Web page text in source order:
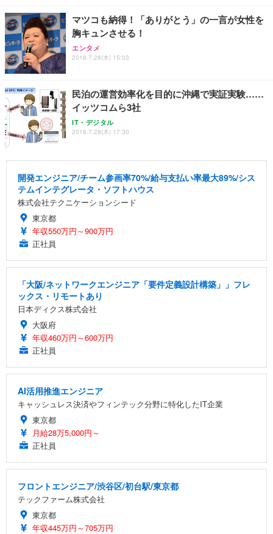
マツコも納得！「ありがとう」の一言が女性を
胸キュンさせる！
エンタメ
2016.7.28(木) 15:03
民泊の運営効率化を目的に沖縄で実証実験……
イッツコムら3社
IT・デジタル
2016.7.28(木) 17:30
開発エンジニア/チーム参画率70%/給与支払い率最大89%/シス
テムインテグレータ・ソフトハウス
株式会社テクニケーションシード
東京都
年収550万円～900万円
正社員
「大阪/ネットワークエンジニア「要件定義設計構築」」フレ
ックス・リモートあり
日本ディクス株式会社
大阪府
年収460万円～600万円
正社員
AI活用推進エンジニア
キャッシュレス決済やフィンテック分野に特化したIT企業
東京都
月給28万5,000円～
正社員
フロントエンジニア/渋谷区/初台駅/東京都
テックファーム株式会社
東京都
年収445万円～705万円